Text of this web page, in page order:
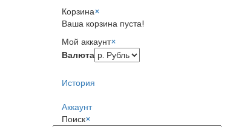
Корзина×
Ваша корзина пуста!
Мой аккаунт×
Валюта
История
Аккаунт
Поиск×